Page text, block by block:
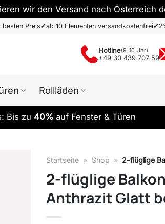
wir den Versand nach Österreich
besten Preis✔ab 10 Elementen versandkostenfrei✔
Hotline(9-16 Uhr)
+49 30 439 707 59
Rollläden
Bis zu 40% auf Fenster & Türen
Startseite » Shop » 2-flüglige
2-flüglige
Anthrazit Glatt